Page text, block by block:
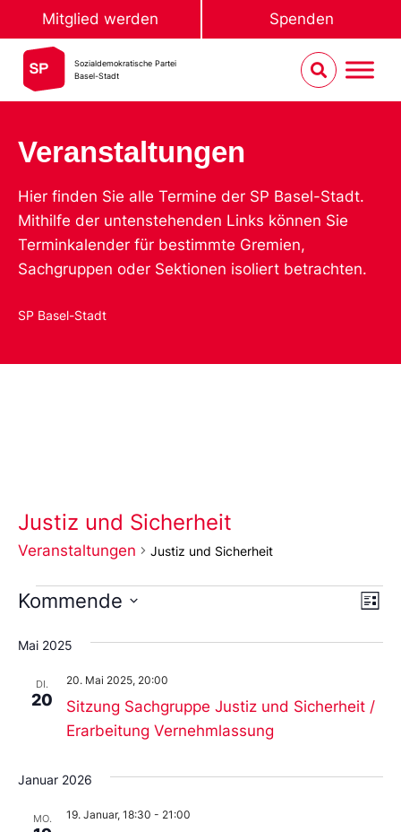
Mitglied werden Spenden
Sozialdemokratische Partei
Basel-Stadt
Veranstaltungen
Hier finden Sie alle Termine der SP Basel-Stadt.
Mithilfe der untenstehenden Links können Sie
Terminkalender für bestimmte Gremien,
Sachgruppen oder Sektionen isoliert betrachten.
SP Basel-Stadt
Justiz und Sicherheit
Veranstaltungen Justiz und Sicherheit
Liste
Kommende
Sie
das
aus.
Mai 2025
DI.
20
Sitzung Sachgruppe Justiz und Sicherheit /
Erarbeitung Vernehmlassung
20. Mai 2025, 20:00
Januar 2026
MO. 19. Januar, 18:30 - 21:00